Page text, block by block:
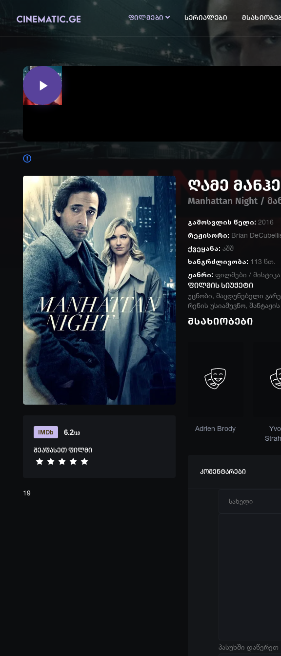
ფილმები სერიალები
IMDb 6.2/10
შეაფასეთ ფილმი
19
ღამე
Manhattan Night /
გამოსვლის წელი: 2016
რეჟისორი: Brian
ქვეყანა: აშშ
ხანგრძლივობა: 113 წთ.
ჟანრი: ფილმები / მისტიკა
ფილმის სიუჟეტი
უცნობი, მაცდუნებელი
რენის უსიამუვნო,
მსახიობები
Thomas Bair Will Beinbrink Adrien Brody
კომენტარები
პასუხში დაწერეთ